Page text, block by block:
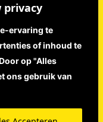
privacy
ervaring te
of inhoud te
op "Alles
ons gebruik van
Lutim Creatief